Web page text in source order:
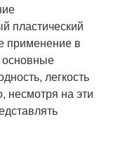
пластический
применение в
основные
легкость
несмотря на эти